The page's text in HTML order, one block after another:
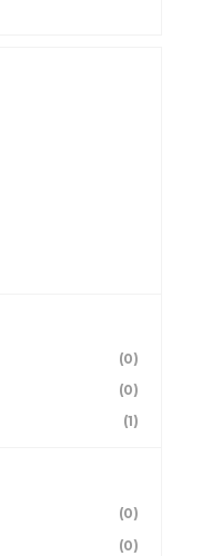
(0)
(0)
(1)
(0)
(0)